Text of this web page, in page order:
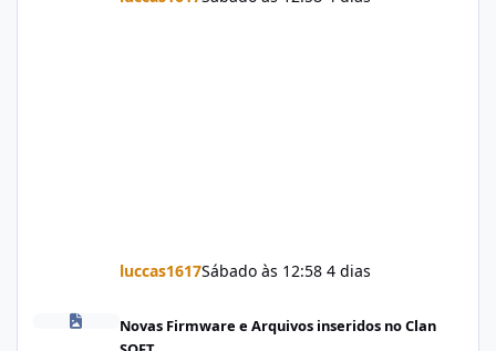
luccas1617Sábado às 12:58 4 dias
Novas Firmware e Arquivos inseridos no Clan